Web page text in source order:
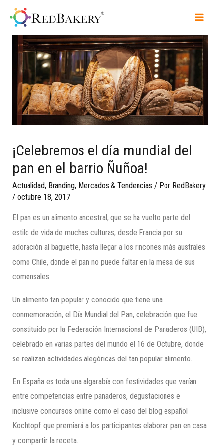
¡Celebremos el día mundial del
pan en el barrio Ñuñoa!
Actualidad, Branding, Mercados & Tendencias / Por RedBakery
/octubre 18, 2017
El pan es un alimento ancestral, que se ha vuelto parte del
estilo de vida de muchas culturas, desde Francia por su
adoración al baguette, hasta llegar a los rincones más australes
como Chile, donde el pan no puede faltar en la mesa de sus
comensales.
Un alimento tan popular y conocido que tiene una
conmemoración, el Día Mundial del Pan, celebración que fue
constituido por la Federación Internacional de Panaderos (UIB),
celebrado en varias partes del mundo el 16 de Octubre, donde
se realizan actividades alegóricas del tan popular alimento.
En España es toda una algarabía con festividades que varían
entre competencias entre panaderos, degustaciones e
inclusive concursos online como el caso del blog español
Kochtopf que premiará a los participantes elaborar pan en casa
y compartir la receta.